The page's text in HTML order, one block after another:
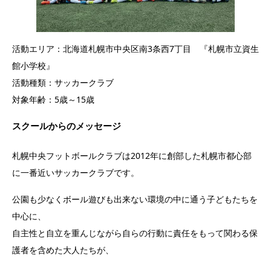
活動エリア：北海道札幌市中央区南3条西7丁目 『札幌市立資生
館小学校』
活動種類：サッカークラブ
対象年齢：5歳～15歳
スクールからのメッセージ
札幌中央フットボールクラブは2012年に創部した札幌市都心部
に一番近いサッカークラブです。
公園も少なくボール遊びも出来ない環境の中に通う子どもたちを
中心に、
自主性と自立を重んじながら自らの行動に責任をもって関わる保
護者を含めた大人たちが、